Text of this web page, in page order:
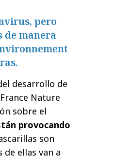
pero
de manera
desarrollo de
Nature
sobre el
provocando
son
ellas van a